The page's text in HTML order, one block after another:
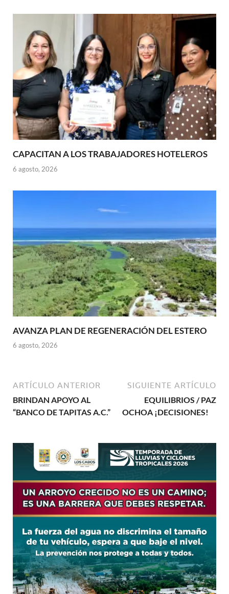
CAPACITAN A LOS TRABAJADORES HOTELEROS
6 agosto, 2026
AVANZA PLAN DE REGENERACIÓN DEL ESTERO
6 agosto, 2026
ARTÍCULO ANTERIOR
BRINDAN APOYO AL
“BANCO DE TAPITAS A.C.”
SIGUIENTE ARTÍCULO
EQUILIBRIOS / PAZ
OCHOA ¡DECISIONES!